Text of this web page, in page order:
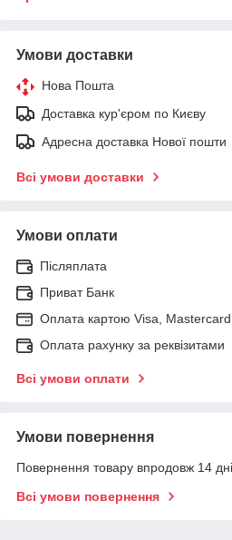
Умови доставки
Нова Пошта
Доставка кур'єром по Києву
Адресна доставка Нової пошти
Всі умови доставки
Умови оплати
Післяплата
Приват Банк
Оплата картою Visa,
Оплата рахунку за реквізитами
Всі умови оплати
Умови повернення
Повернення товару впродовж 14
Всі умови повернення